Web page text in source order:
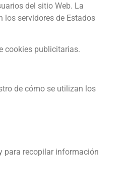
del sitio Web. La
los servidores de Estados
cookies publicitarias.
de cómo se utilizan los
para recopilar información